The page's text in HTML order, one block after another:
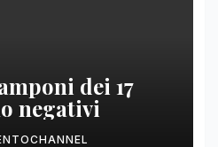
dei 17
negativi